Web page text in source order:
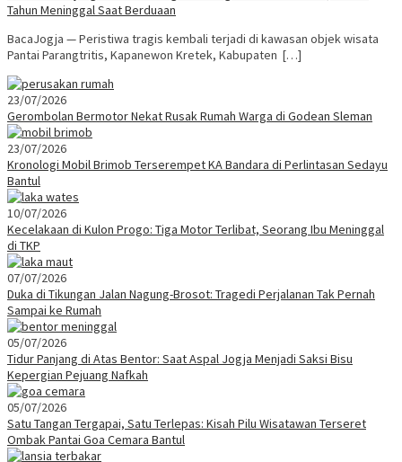
Tahun Meninggal Saat Berduaan
BacaJogja — Peristiwa tragis kembali terjadi di kawasan objek wisata
Pantai Parangtritis, Kapanewon Kretek, Kabupaten […]
23/07/2026
Gerombolan Bermotor Nekat Rusak Rumah Warga di Godean Sleman
23/07/2026
Kronologi Mobil Brimob Terserempet KA Bandara di Perlintasan Sedayu
Bantul
10/07/2026
Kecelakaan di Kulon Progo: Tiga Motor Terlibat, Seorang Ibu Meninggal
di TKP
07/07/2026
Duka di Tikungan Jalan Nagung-Brosot: Tragedi Perjalanan Tak Pernah
Sampai ke Rumah
05/07/2026
Tidur Panjang di Atas Bentor: Saat Aspal Jogja Menjadi Saksi Bisu
Kepergian Pejuang Nafkah
05/07/2026
Satu Tangan Tergapai, Satu Terlepas: Kisah Pilu Wisatawan Terseret
Ombak Pantai Goa Cemara Bantul